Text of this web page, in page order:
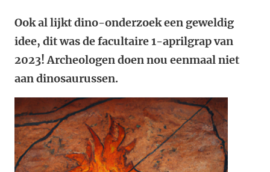
Ook al lijkt dino-onderzoek een geweldig
idee, dit was de facultaire 1-aprilgrap van
2023! Archeologen doen nou eenmaal niet
aan dinosaurussen.